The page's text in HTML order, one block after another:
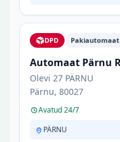
DPD Pakiautomaat
Automaat Pärnu
Olevi 27 PÄRNU
Pärnu, 80027
Avatud 24/7
PÄRNU